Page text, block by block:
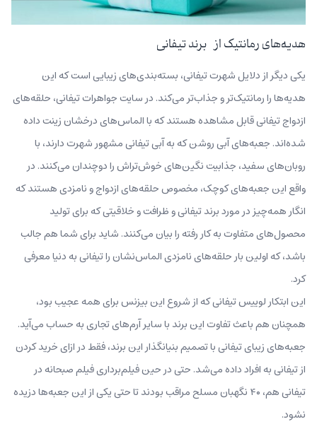
هدیه‌های رمانتیک از برند تیفانی
یکی دیگر از دلایل شهرت تیفانی، بسته‌بندی‌های زیبایی است که این
هدیه‌ها را رمانتیک‌تر و جذاب‌تر می‌کند. در سایت جواهرات تیفانی، حلقه‌های
ازدواج تیفانی قابل مشاهده هستند که با الماس‌های درخشان زینت داده
شده‌اند. جعبه‌های آبی‌ روشن که به آبی تیفانی مشهور شهرت دارند، با
روبان‌های سفید، جذابیت نگین‌های خوش‌تراش را دوچندان می‌کنند. در
واقع این جعبه‌های کوچک، مخصوص حلقه‌های ازدواج و نامزدی هستند که
انگار همه‌چیز در مورد برند تیفانی و ظرافت و خلاقیتی که برای تولید
محصول‌های متفاوت به کار رفته را بیان می‌کنند. شاید برای شما هم جالب
باشد، که اولین بار حلقه‌های نامزدی الماس‌نشان را تیفانی به دنیا معرفی
کرد.
این ابتکار لوییس تیفانی که از شروع این بیزنس برای همه عجیب بود،
همچنان هم باعث تفاوت این برند با سایر آرم‌های تجاری به حساب می‌آید.
جعبه‌های زیبای تیفانی با تصمیم بنیانگذار این برند، فقط در ازای خرید کردن
از تیفانی به افراد داده می‌شد. حتی در حین فیلم‌برداری فیلم صبحانه در
تیفانی هم، ۴۰ نگهبان مسلح مراقب بودند تا حتی یکی از این جعبه‌ها دزیده
نشود.